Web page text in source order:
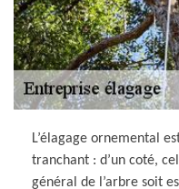
L’élagage ornemental
tranchant : d’un coté,
général de l’arbre soit